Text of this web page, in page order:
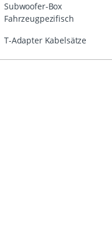
Subwoofer-Box
Fahrzeugpezifisch
T-Adapter Kabelsätze